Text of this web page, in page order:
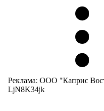
Реклама: ООО "Каприс
LjN8K34jk